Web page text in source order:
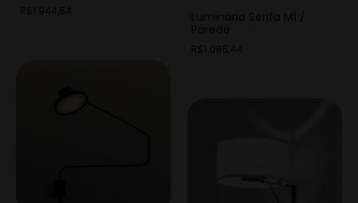
R$1.944,54
Luminária Serifa M1 /
Parede
R$1.085,44